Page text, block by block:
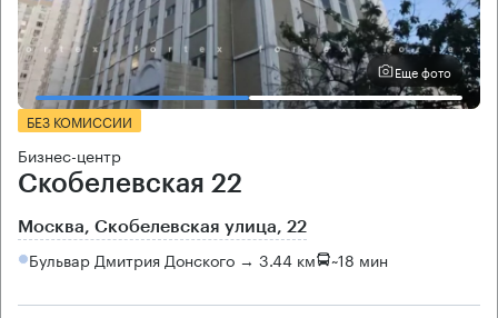
Еще фото
БЕЗ КОМИССИИ
Бизнес-центр
Скобелевская 22
Москва, Скобелевская улица, 22
Бульвар Дмитрия Донского → 3.44 км ~18 мин